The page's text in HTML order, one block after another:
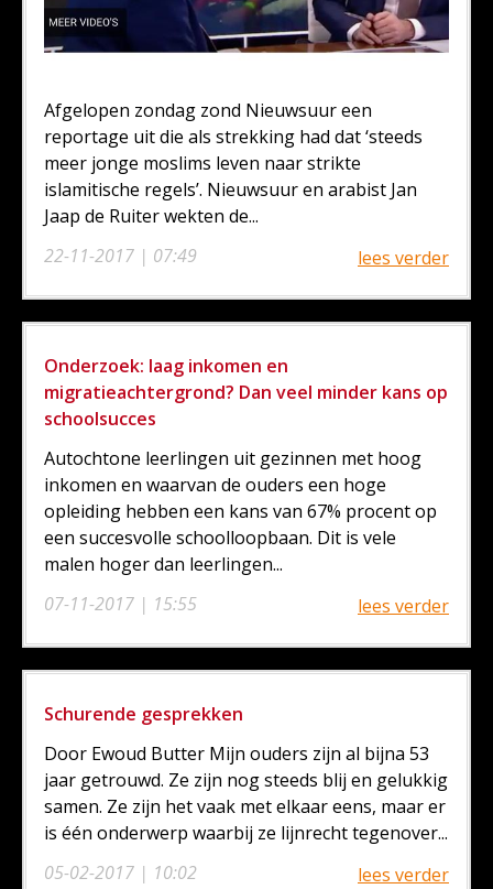
22-11-2017 | 07:49
Afgelopen zondag zond Nieuwsuur een
reportage uit die als strekking had dat ‘steeds
meer jonge moslims leven naar strikte
islamitische regels’. Nieuwsuur en arabist Jan
Jaap de Ruiter wekten de...
lees verder
Onderzoek: laag inkomen en
migratieachtergrond? Dan veel minder kans op
schoolsucces
07-11-2017 | 15:55
Autochtone leerlingen uit gezinnen met hoog
inkomen en waarvan de ouders een hoge
opleiding hebben een kans van 67% procent op
een succesvolle schoolloopbaan. Dit is vele
malen hoger dan leerlingen...
lees verder
Schurende gesprekken
05-02-2017 | 10:02
Door Ewoud Butter Mijn ouders zijn al bijna 53
jaar getrouwd. Ze zijn nog steeds blij en gelukkig
samen. Ze zijn het vaak met elkaar eens, maar er
is één onderwerp waarbij ze lijnrecht tegenover...
lees verder